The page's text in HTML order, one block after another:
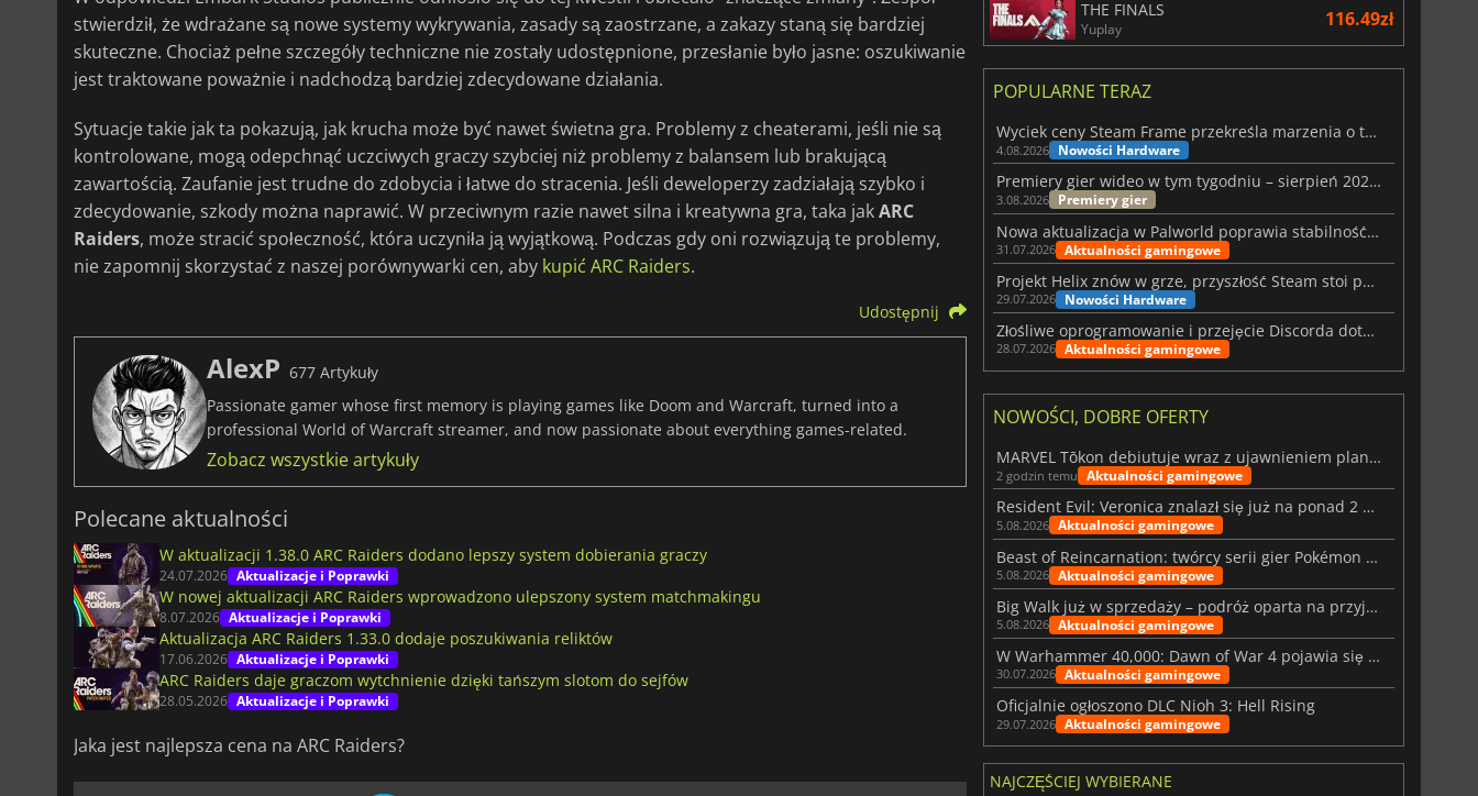
stwierdził, że wdrażane są nowe systemy wykrywania, zasady są zaostrzane, a zakazy staną się bardziej
skuteczne. Chociaż pełne szczegóły techniczne nie zostały udostępnione, przesłanie było jasne: oszukiwanie
jest traktowane poważnie i nadchodzą bardziej zdecydowane działania.
Sytuacje takie jak ta pokazują, jak krucha może być nawet świetna gra. Problemy z cheaterami, jeśli nie są
kontrolowane, mogą odepchnąć uczciwych graczy szybciej niż problemy z balansem lub brakującą
zawartością. Zaufanie jest trudne do zdobycia i łatwe do stracenia. Jeśli deweloperzy zadziałają szybko i
zdecydowanie, szkody można naprawić. W przeciwnym razie nawet silna i kreatywna gra, taka jakARC
Raiders, może stracić społeczność, która uczyniła ją wyjątkową. Podczas gdy oni rozwiązują te problemy,
nie zapomnij skorzystać z naszej porównywarki cen, aby kupić ARC Raiders.
Udostępnij
AlexP 677 Artykuły
Passionate gamer whose first memory is playing games like Doom and Warcraft, turned into a
professional World of Warcraft streamer, and now passionate about everything games-related.
Zobacz wszystkie artykuły
Polecane aktualności
W aktualizacji 1.38.0 ARC Raiders dodano lepszy system dobierania graczy
24.07.2026 Aktualizacje i Poprawki
W nowej aktualizacji ARC Raiders wprowadzono ulepszony system matchmakingu
8.07.2026 Aktualizacje i Poprawki
Aktualizacja ARC Raiders 1.33.0 dodaje poszukiwania reliktów
17.06.2026 Aktualizacje i Poprawki
ARC Raiders daje graczom wytchnienie dzięki tańszym slotom do sejfów
28.05.2026 Aktualizacje i Poprawki
Jaka jest najlepsza cena na ARC Raiders?
THE FINALS
Yuplay 116.49zł
POPULARNE TERAZ
Wyciek ceny Steam Frame przekreśla marzenia o tanim zestawie VR
4.08.2026 Nowości Hardware
Premiery gier wideo w tym tygodniu – sierpień 2026 r. (32. tydzień)
3.08.2026 Premiery gier
Nowa aktualizacja w Palworld poprawia stabilność Sunreach i walk z bossami
31.07.2026 Aktualności gamingowe
Projekt Helix znów w grze, przyszłość Steam stoi pod znakiem zapytania
29.07.2026 Nowości Hardware
Złośliwe oprogramowanie i przejęcie Discorda dotknęły Meccha Chameleon
28.07.2026 Aktualności gamingowe
NOWOŚCI, DOBRE OFERTY
MARVEL Tōkon debiutuje wraz z ujawnieniem planu rozwoju na pierwszy rok
2 godzin temu Aktualności gamingowe
Resident Evil: Veronica znalazł się już na ponad 2 milionach list życzeń
5.08.2026 Aktualności gamingowe
Beast of Reincarnation: twórcy serii gier Pokémon wkraczają na nową ścieżkę
5.08.2026 Aktualności gamingowe
Big Walk już w sprzedaży – podróż oparta na przyjaźni
5.08.2026 Aktualności gamingowe
W Warhammer 40,000: Dawn of War 4 pojawia się frakcja Nekronów
30.07.2026 Aktualności gamingowe
Oficjalnie ogłoszono DLC Nioh 3: Hell Rising
29.07.2026 Aktualności gamingowe
NAJCZĘŚCIEJ WYBIERANE